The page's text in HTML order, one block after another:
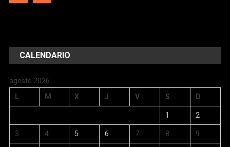
CALENDARIO
agosto 2026
L
M X J V S D
1 2
3 4 5 6 7 8 9